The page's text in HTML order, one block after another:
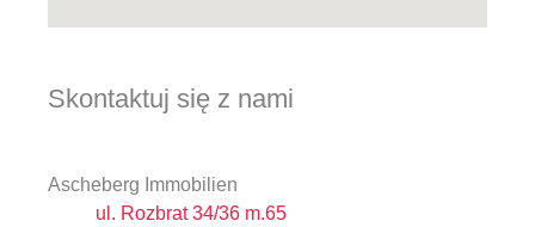
Skontaktuj się z nami
Ascheberg Immobilien
ul. Rozbrat 34/36 m.65